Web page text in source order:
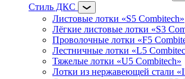
Стиль ДКС
Листовые лотки «S5 Combitech»
Лёгкие листовые лотки «S3
Проволочные лотки «F5
Лестничные лотки «L5
Тяжелые лотки «U5 Combitech»
Лотки из нержавеющей стали